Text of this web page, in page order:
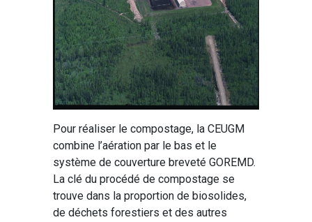
Pour réaliser le compostage, la CEUGM
combine l’aération par le bas et le
système de couverture breveté GOREMD.
La clé du procédé de compostage se
trouve dans la proportion de biosolides,
de déchets forestiers et des autres